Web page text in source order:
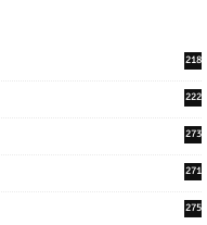
218
222
273
271
275